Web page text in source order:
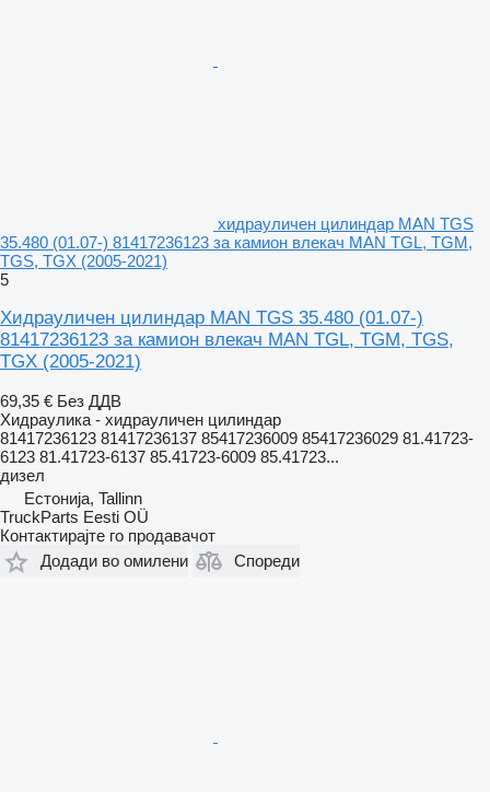
хидрауличен цилиндар MAN TGS
35.480 (01.07-) 81417236123 за камион влекач MAN TGL, TGM,
TGS, TGX (2005-2021)
5
Хидрауличен цилиндар MAN TGS 35.480 (01.07-)
81417236123 за камион влекач MAN TGL, TGM, TGS,
TGX (2005-2021)
69,35 € Без ДДВ
Хидраулика - хидрауличен цилиндар
81417236123 81417236137 85417236009 85417236029 81.41723-
6123 81.41723-6137 85.41723-6009 85.41723...
дизел
Естонија, Tallinn
TruckParts Eesti OÜ
Контактирајте го продавачот
Додади во омилени
Спореди